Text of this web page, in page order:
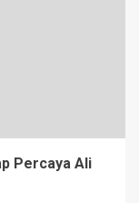
Percaya Ali